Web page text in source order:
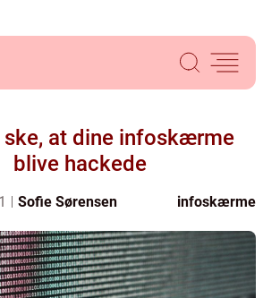
ske, at dine infoskærme
blive hackede
Sofie Sørensen infoskærme